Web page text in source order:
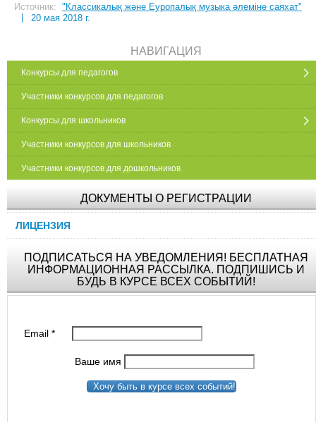
Источник: "Классикалық және Еуропалық музыка әлеміне саяхат"
20 мая 2018 г.
НАВИГАЦИЯ
Конкурсы для педагогов
Участники конкурсов для педагогов
Конкурсы для школьников
Участники конкурсов для школьников
Участники конкурсов для дошкольников
ДОКУМЕНТЫ О РЕГИСТРАЦИИ
ЛИЦЕНЗИЯ
ПОДПИСАТЬСЯ НА УВЕДОМЛЕНИЯ! БЕСПЛАТНАЯ
ИНФОРМАЦИОННАЯ РАССЫЛКА. ПОДПИШИСЬ И
БУДЬ В КУРСЕ ВСЕХ СОБЫТИЙ!
Email*
Ваше имя
Хочу быть в курсе всех событий!